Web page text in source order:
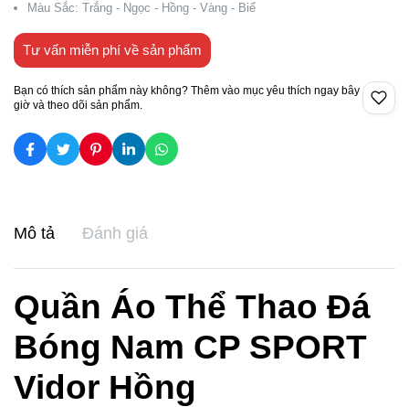
Màu Sắc: Trắng - Ngọc - Hồng - Vàng - Biể
Tư vấn miễn phí về sản phẩm
Bạn có thích sản phẩm này không? Thêm vào mục yêu thích ngay bây
giờ và theo dõi sản phẩm.
Mô tả Đánh giá
Quần Áo Thể Thao Đá
Bóng Nam CP SPORT
Vidor Hồng